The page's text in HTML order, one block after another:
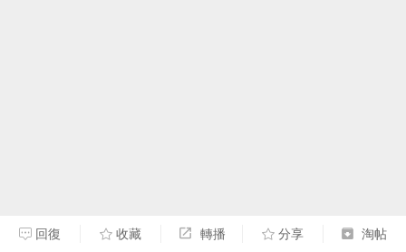
回復 收藏 轉播 分享 淘帖